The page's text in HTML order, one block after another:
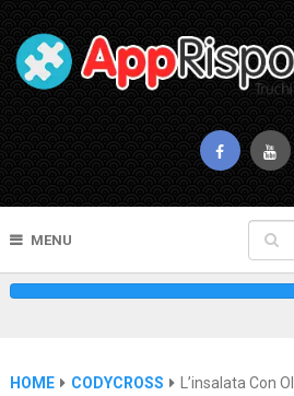
MENU
HOME CODYCROSS L’insalata Con